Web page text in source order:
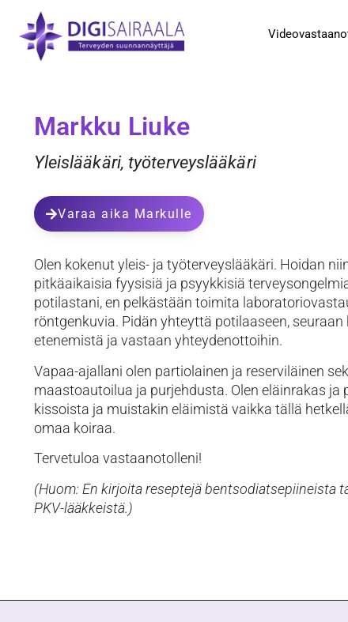
Markku Liuke
Yleislääkäri, työterveyslääkäri
Varaa aika Markulle
Olen kokenut yleis- ja työterveyslääkäri. Hoidan
pitkäaikaisia fyysisiä ja psyykkisiä
potilastani, en pelkästään toimita
röntgenkuvia. Pidän yhteyttä potilaaseen, seuraan
etenemistä ja vastaan yhteydenottoihin.
Vapaa-ajallani olen partiolainen ja reserviläinen
maastoautoilua ja purjehdusta. Olen eläinrakas ja
kissoista ja muistakin eläimistä vaikka tällä
omaa koiraa.
Tervetuloa vastaanotolleni!
(Huom: En kirjoita reseptejä bentsodiatsepiineista
PKV-lääkkeistä.)